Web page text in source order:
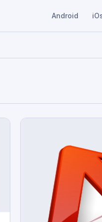
Android